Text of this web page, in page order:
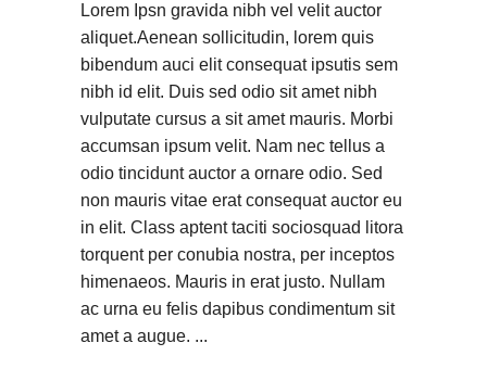
Lorem Ipsn gravida nibh vel velit auctor
aliquet.Aenean sollicitudin, lorem quis
bibendum auci elit consequat ipsutis sem
nibh id elit. Duis sed odio sit amet nibh
vulputate cursus a sit amet mauris. Morbi
accumsan ipsum velit. Nam nec tellus a
odio tincidunt auctor a ornare odio. Sed
non mauris vitae erat consequat auctor eu
in elit. Class aptent taciti sociosquad litora
torquent per conubia nostra, per inceptos
himenaeos. Mauris in erat justo. Nullam
ac urna eu felis dapibus condimentum sit
amet a augue.